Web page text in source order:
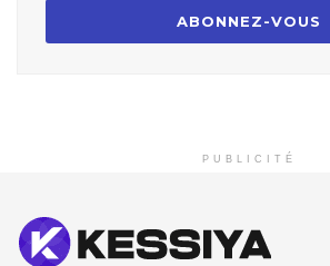
PUBLICITÉ